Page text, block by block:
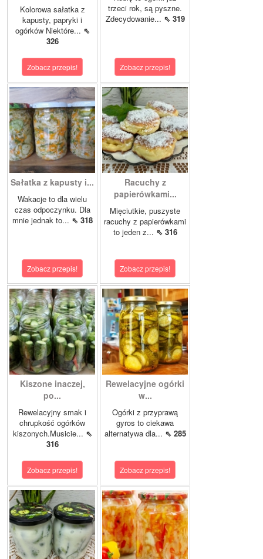
Kolorowa sałatka z
kapusty, papryki i
ogórków Niektóre... ⇖
326
Zobacz przepis!
trzeci rok, są pyszne.
Zdecydowanie... ⇖ 319
Zobacz przepis!
Sałatka z kapusty i...
Wakacje to dla wielu
czas odpoczynku. Dla
mnie jednak to... ⇖ 318
Zobacz przepis!
Racuchy z
papierówkami...
Mięciutkie, puszyste
racuchy z papierówkami
to jeden z... ⇖ 316
Zobacz przepis!
Kiszone inaczej,
po...
Rewelacyjny smak i
chrupkość ogórków
kiszonych.Musicie... ⇖
316
Zobacz przepis!
Rewelacyjne ogórki
w...
Ogórki z przyprawą
gyros to ciekawa
alternatywa dla... ⇖ 285
Zobacz przepis!